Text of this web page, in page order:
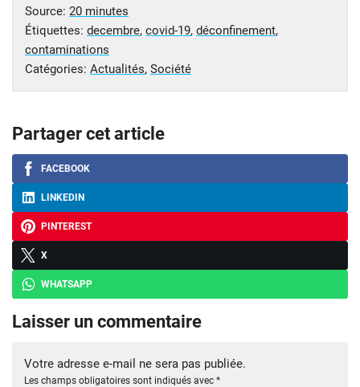
Source: 20 minutes
Étiquettes: decembre, covid-19, déconfinement,
contaminations
Catégories: Actualités, Société
Partager cet article
FACEBOOK
LINKEDIN
PINTEREST
X
WHATSAPP
Laisser un commentaire
Votre adresse e-mail ne sera pas publiée.
Les champs obligatoires sont indiqués avec *